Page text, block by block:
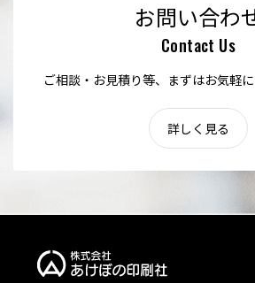
お問い合わ
Contact Us
ご相談・お見積り等、まずはお気軽
詳しく見る